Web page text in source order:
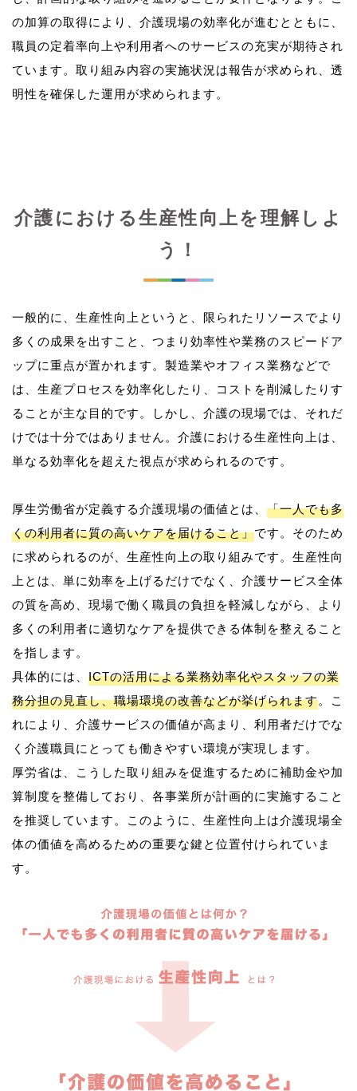
の加算の取得により、介護現場の効率化が進むとともに、
職員の定着率向上や利用者へのサービスの充実が期待され
ています。取り組み内容の実施状況は報告が求められ、透
介護における生産性向上を理解しよ
う！
一般的に、生産性向上というと、限られたリソースでより
多くの成果を出すこと、つまり効率性や業務のスピードア
ップに重点が置かれます。製造業やオフィス業務などで
は、生産プロセスを効率化したり、コストを削減したりす
ることが主な目的です。しかし、介護の現場では、それだ
けでは十分ではありません。介護における生産性向上は、
単なる効率化を超えた視点が求められるのです。
厚生労働省が定義する介護現場の価値とは、 「一人でも多
くの利用者に質の高いケアを届けること」です。そのため
に求められるのが、生産性向上の取り組みです。生産性向
上とは、単に効率を上げるだけでなく、介護サービス全体
の質を高め、現場で働く職員の負担を軽減しながら、より
多くの利用者に適切なケアを提供できる体制を整えること
を指します。
具体的には、 ICTの活用による業務効率化やスタッフの業
務分担の見直し、職場環境の改善などが挙げられます。こ
れにより、介護サービスの価値が高まり、利用者だけでな
く介護職員にとっても働きやすい環境が実現します。
厚労省は、こうした取り組みを促進するために補助金や加
算制度を整備しており、各事業所が計画的に実施すること
を推奨しています。このように、生産性向上は介護現場全
体の価値を高めるための重要な鍵と位置付けられていま